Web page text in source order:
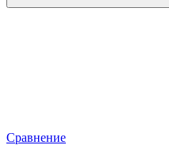
Сравнение